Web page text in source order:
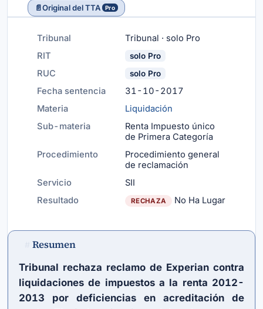
📄Original del TTA Pro
Tribunal
Tribunal · solo Pro
RIT
solo Pro
RUC solo Pro
Fecha sentencia
31-10-2017
Materia
Liquidación
Sub-materia
Renta Impuesto único
de Primera Categoría
Procedimiento
Procedimiento general
de reclamación
Servicio
SII
Resultado
RECHAZA No Ha Lugar
Resumen
Tribunal rechaza reclamo de Experian contra
liquidaciones de impuestos a la renta 2012-
2013 por deficiencias en acreditación de